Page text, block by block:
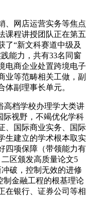
网店运营实务等焦点
课程讲授团队正在第五
了“新文科赛道中级及
能力，共有33名同窗
电商企业处置跨境电子
业等范畴相关工做，副
副理事长单元。
档学校办理学大类讲
际视野，不竭优化学科
、国际商业实务、国际
生建立的学术根本取实
四项保障（带领能力有
区颁发高质量论文5
破，控制无效的进修
制金融工程的根基理论
在银行、证券公司等相